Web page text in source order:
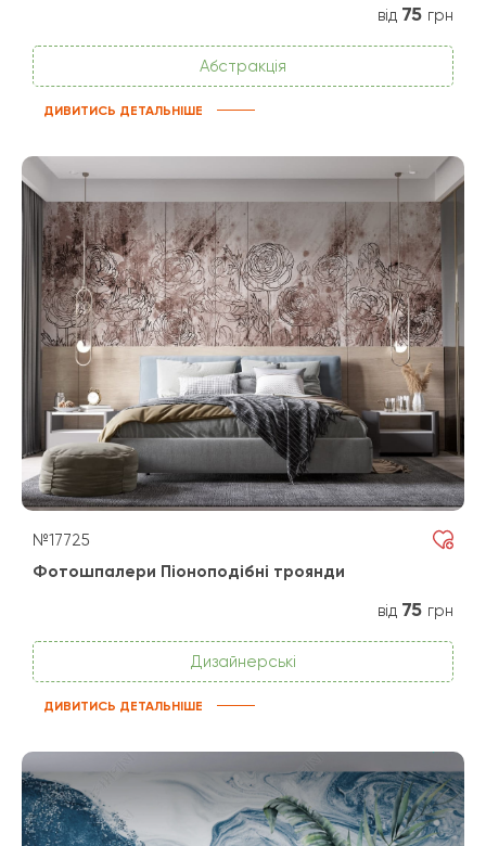
від 75 грн
Абстракція
ДИВИТИСЬ ДЕТАЛЬНІШЕ
№17725
Фотошпалери Піоноподібні троянди
від 75 грн
Дизайнерські
ДИВИТИСЬ ДЕТАЛЬНІШЕ